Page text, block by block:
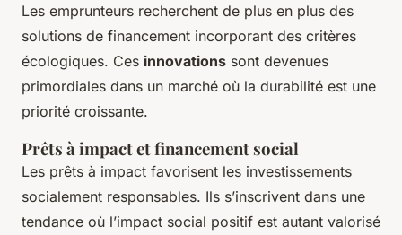
Les emprunteurs recherchent de plus en plus des
solutions de financement incorporant des critères
écologiques. Ces innovations sont devenues
primordiales dans un marché où la durabilité est une
priorité croissante.
Prêts à impact et financement social
Les prêts à impact favorisent les investissements
socialement responsables. Ils s’inscrivent dans une
tendance où l’impact social positif est autant valorisé